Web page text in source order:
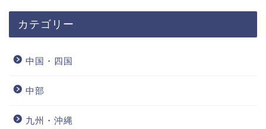
カテゴリー
中国・四国
中部
九州・沖縄